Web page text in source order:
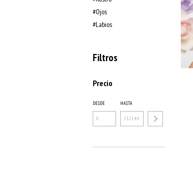
#Ojos
#Labios
Filtros
Precio
DESDE HASTA